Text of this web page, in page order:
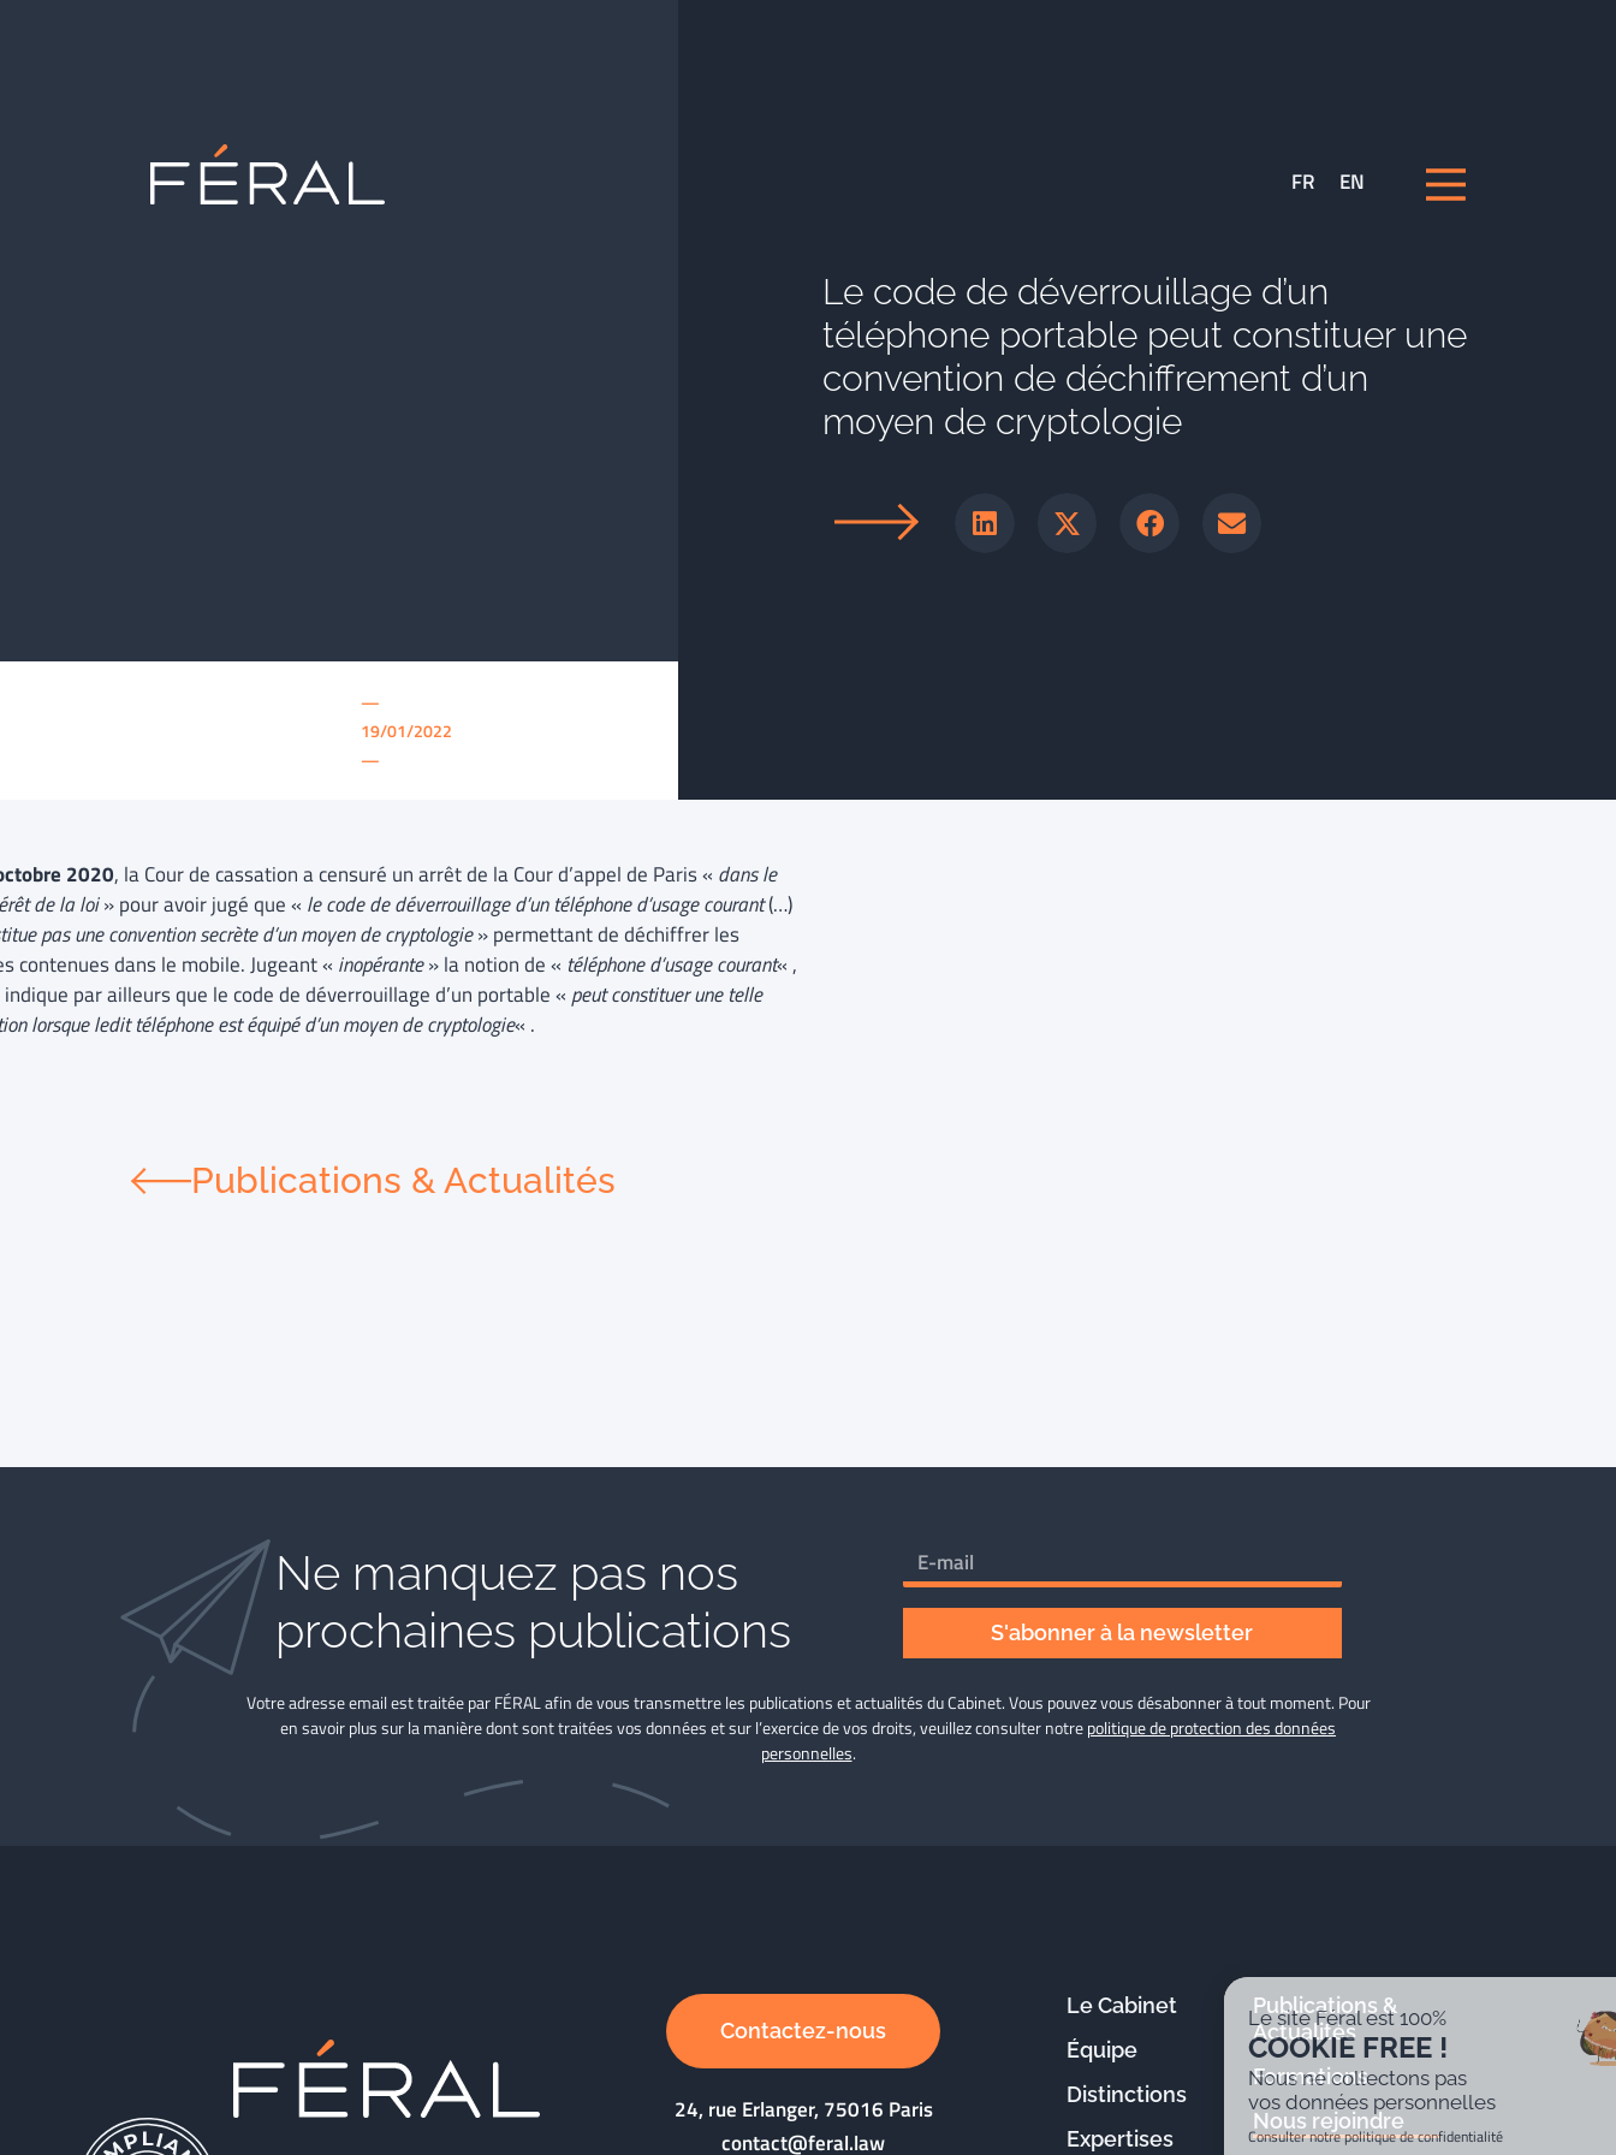
FR EN
—
19/01/2022
—
Le code de déverrouillage d’un
téléphone portable peut constituer une
convention de déchiffrement d’un
moyen de cryptologie
2020, la Cour de cassation a censuré un arrêt de la Cour d’appel de Paris « dans le
de la loi» pour avoir jugé que « le code de déverrouillage d’un téléphone d’usage courant(…)
pas une convention secrète d’un moyen de cryptologie» permettant de déchiffrer les
contenues dans le mobile. Jugeant « inopérante» la notion de « téléphone d’usage courant« ,
indique par ailleurs que le code de déverrouillage d’un portable « peut constituer une telle
lorsque ledit téléphone est équipé d’un moyen de cryptologie« .
Publications & Actualités
Ne manquez pas nos
prochaines publications
S'abonner à la newsletter
Votre adresse email est traitée par FÉRAL afin de vous transmettre les publications et actualités du Cabinet. Vous pouvez vous désabonner à tout moment. Pour
en savoir plus sur la manière dont sont traitées vos données et sur l’exercice de vos droits, veuillez consulter notrepolitique de protection des données
personnelles.
Contactez-nous
24, rue Erlanger, 75016 Paris
contact@feral.law
Le Cabinet
Équipe
Distinctions
Expertises
Publications &
Actualités
Formations
Nous rejoindre
Le site Féral est 100%
COOKIE FREE !
Nous ne collectons pas
vos données personnelles
Consulter notre politique de confidentialité